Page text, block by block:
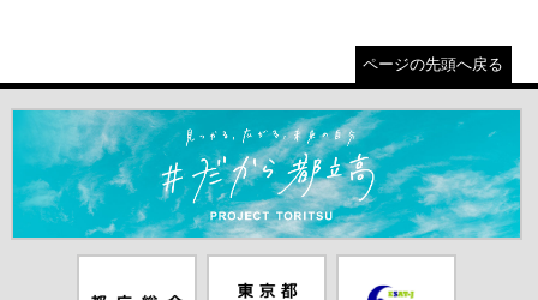
ページの先頭へ戻る
＃だから都立高（別ウインドウが開きます）